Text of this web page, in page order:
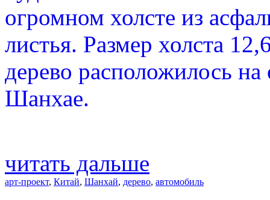
огромном холсте из
листья. Размер холста
дерево расположилось
Шанхае.
читать дальше
арт-проект, Китай, Шанхай, дерево, автомобиль